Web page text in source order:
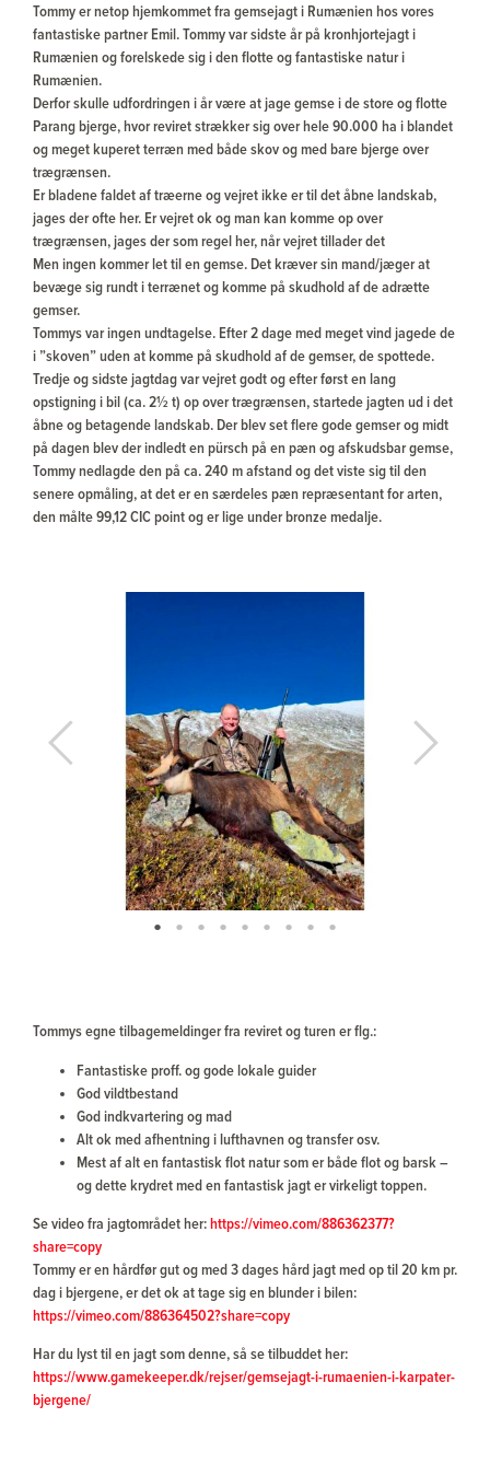
Tommy er netop hjemkommet fra gemsejagt i Rumænien hos vores
fantastiske partner Emil. Tommy var sidste år på kronhjortejagt i
Rumænien og forelskede sig i den flotte og fantastiske natur i
Rumænien.
Derfor skulle udfordringen i år være at jage gemse i de store og flotte
Parang bjerge, hvor reviret strækker sig over hele 90.000 ha i blandet
og meget kuperet terræn med både skov og med bare bjerge over
trægrænsen.
Er bladene faldet af træerne og vejret ikke er til det åbne landskab,
jages der ofte her. Er vejret ok og man kan komme op over
trægrænsen, jages der som regel her, når vejret tillader det
Men ingen kommer let til en gemse. Det kræver sin mand/jæger at
bevæge sig rundt i terrænet og komme på skudhold af de adrætte
gemser.
Tommys var ingen undtagelse. Efter 2 dage med meget vind jagede de
i ”skoven” uden at komme på skudhold af de gemser, de spottede.
Tredje og sidste jagtdag var vejret godt og efter først en lang
opstigning i bil (ca. 2½ t) op over trægrænsen, startede jagten ud i det
åbne og betagende landskab. Der blev set flere gode gemser og midt
på dagen blev der indledt en pürsch på en pæn og afskudsbar gemse,
Tommy nedlagde den på ca. 240 m afstand og det viste sig til den
senere opmåling, at det er en særdeles pæn repræsentant for arten,
den målte 99,12 CIC point og er lige under bronze medalje.
Previous Next
Tommys egne tilbagemeldinger fra reviret og turen er flg.:
Fantastiske proff. og gode lokale guider
God vildtbestand
God indkvartering og mad
Alt ok med afhentning i lufthavnen og transfer osv.
Mest af alt en fantastisk flot natur som er både flot og barsk –
og dette krydret med en fantastisk jagt er virkeligt toppen.
Se video fra jagtområdet her:https://vimeo.com/886362377?
share=copy
Tommy er en hårdfør gut og med 3 dages hård jagt med op til 20 km pr.
dag i bjergene, er det ok at tage sig en blunder i bilen:
https://vimeo.com/886364502?share=copy
Har du lyst til en jagt som denne, så se tilbuddet her:
https://www.gamekeeper.dk/rejser/gemsejagt-i-rumaenien-i-karpater-
bjergene/